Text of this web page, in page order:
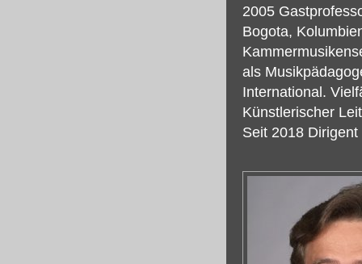
2005
Bogota,
als
International.
Künstlerischer
Seit 2018